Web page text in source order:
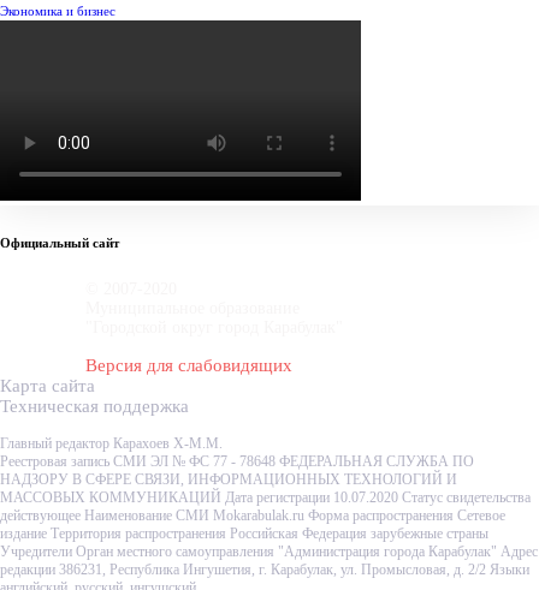
Экономика и бизнес
Официальный сайт
Версия для слабовидящих
Карта сайта
Техническая поддержка
Главный редактор Карахоев Х-М.М.
Реестровая запись СМИ ЭЛ № ФС 77 - 78648 ФЕДЕРАЛЬНАЯ СЛУЖБА ПО
НАДЗОРУ В СФЕРЕ СВЯЗИ, ИНФОРМАЦИОННЫХ ТЕХНОЛОГИЙ И
МАССОВЫХ КОММУНИКАЦИЙ Дата регистрации 10.07.2020 Статус свидетельства
действующее Наименование СМИ Mokarabulak.ru Форма распространения Сетевое
издание Территория распространения Российская Федерация зарубежные страны
Учредители Орган местного самоуправления "Администрация города Карабулак" Адрес
редакции 386231, Республика Ингушетия, г. Карабулак, ул. Промысловая, д. 2/2 Языки